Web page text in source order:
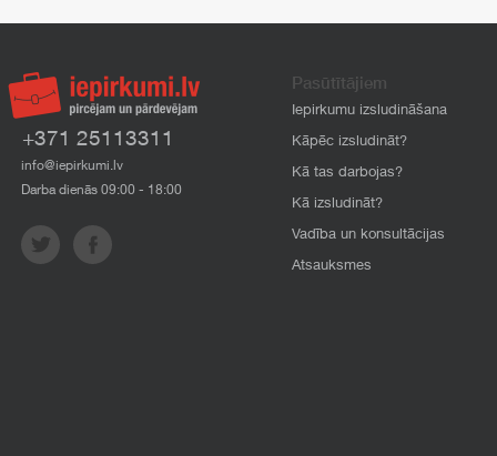
+371 25113311
info@iepirkumi.lv
Darba dienās 09:00 - 18:00
Pasūtītājiem
Iepirkumu izsludināšana
Kāpēc izsludināt?
Kā tas darbojas?
Kā izsludināt?
Vadība un konsultācijas
Atsauksmes